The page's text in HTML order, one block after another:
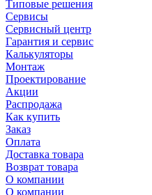
Типовые решения
Сервисы
Сервисный центр
Гарантия и сервис
Калькуляторы
Монтаж
Проектирование
Акции
Распродажа
Как купить
Заказ
Оплата
Доставка товара
Возврат товара
О компании
О компании